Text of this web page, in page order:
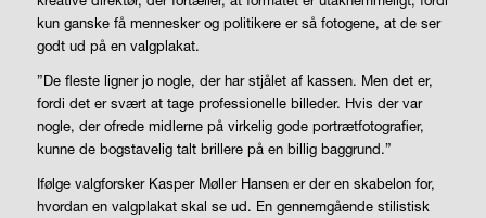
kun ganske få mennesker og politikere er så fotogene, at de ser
godt ud på en valgplakat.
”De fleste ligner jo nogle, der har stjålet af kassen. Men det er,
fordi det er svært at tage professionelle billeder. Hvis der var
nogle, der ofrede midlerne på virkelig gode portrætfotografier,
kunne de bogstavelig talt brillere på en billig baggrund.”
Ifølge valgforsker Kasper Møller Hansen er der en skabelon for,
hvordan en valgplakat skal se ud. En gennemgående stilistisk